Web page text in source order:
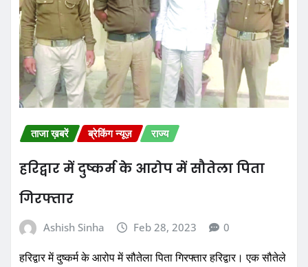
ताजा ख़बरें ब्रेकिंग न्यूज़ राज्य
हरिद्वार में दुष्कर्म के आरोप में सौतेला पिता
गिरफ्तार
Ashish Sinha Feb 28, 2023 0
हरिद्वार में दुष्कर्म के आरोप में सौतेला पिता गिरफ्तार हरिद्वार। एक सौतेले